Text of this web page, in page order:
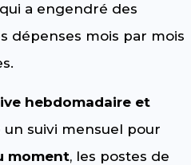
a engendré des
dépenses mois par mois
hebdomadaire et
suivi mensuel pour
moment, les postes de